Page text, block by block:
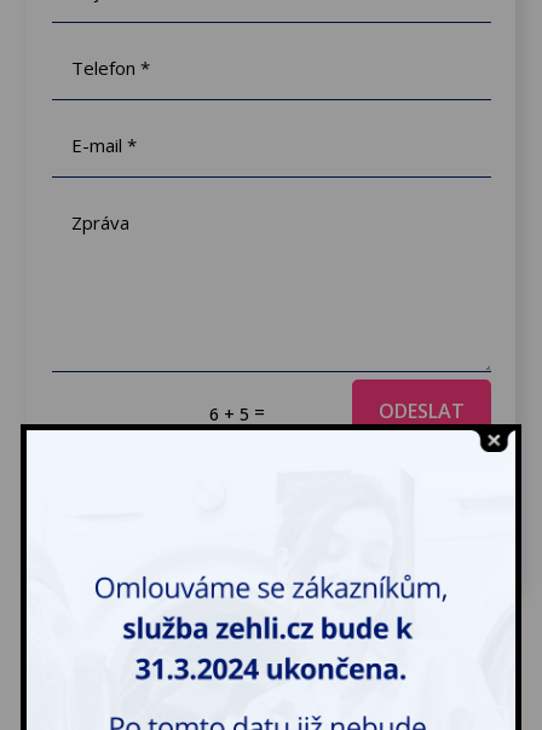
6 + 5 = ODESLAT
KDE NÁS NAJDETE